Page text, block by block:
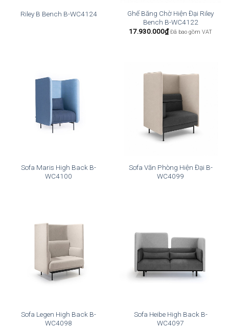
Riley B Bench B-WC4124
Ghế Băng Chờ Hiện Đại Riley
Bench B-WC4122
17.930.000₫ Đã bao gồm VAT
Sofa Maris High Back B-
WC4100
Sofa Văn Phòng Hiện Đại B-
WC4099
Sofa Legen High Back B-
WC4098
Sofa Heibe High Back B-
WC4097